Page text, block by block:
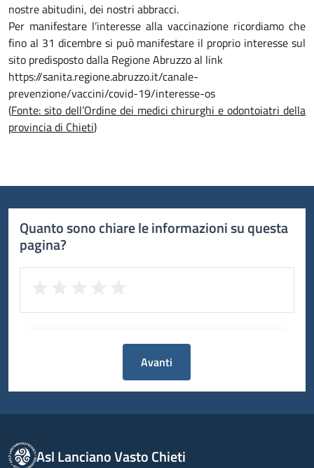
nostre abitudini, dei nostri abbracci.
Per manifestare l’interesse alla vaccinazione ricordiamo che
fino al 31 dicembre si può manifestare il proprio interesse sul
sito predisposto dalla Regione Abruzzo al link
https://sanita.regione.abruzzo.it/canale-
prevenzione/vaccini/covid-19/interesse-os
(Fonte: sito dell’Ordine dei medici chirurghi e odontoiatri della
provincia di Chieti)
Quanto sono chiare le informazioni su questa
pagina?
Avanti
Asl Lanciano Vasto Chieti